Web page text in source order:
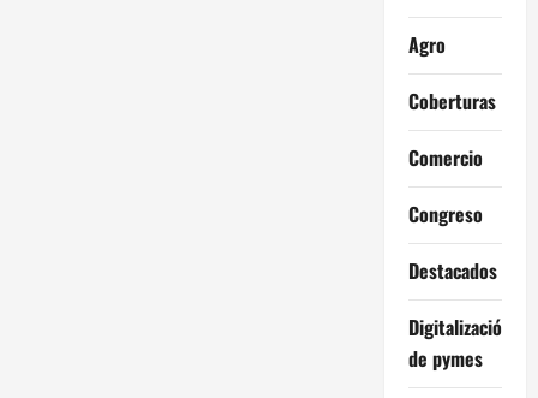
Agro
Coberturas
Comercio
Congreso
Destacados
Digitalización
de pymes